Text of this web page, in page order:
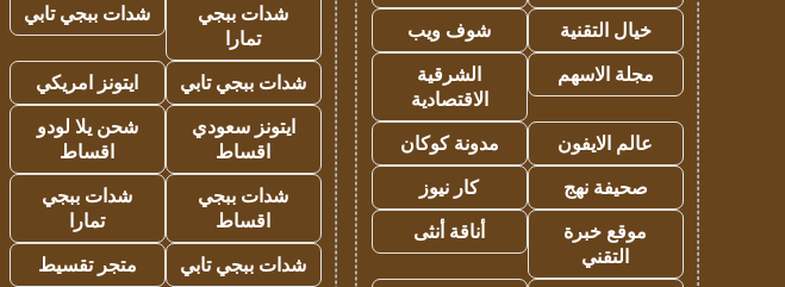
خيال التقنية
شوف ويب
مجلة الاسهم
الشرقية
الاقتصادية
عالم الايفون
مدونة كوكان
صحيفة نهج
كار نيوز
موقع خبرة
التقني
أناقة أنثى
شدات ببجي
تمارا
شدات ببجي تابي
شدات ببجي تابي
ايتونز امريكي
ايتونز سعودي
اقساط
شحن يلا لودو
اقساط
شدات ببجي
اقساط
شدات ببجي
تمارا
شدات ببجي تابي
متجر تقسيط